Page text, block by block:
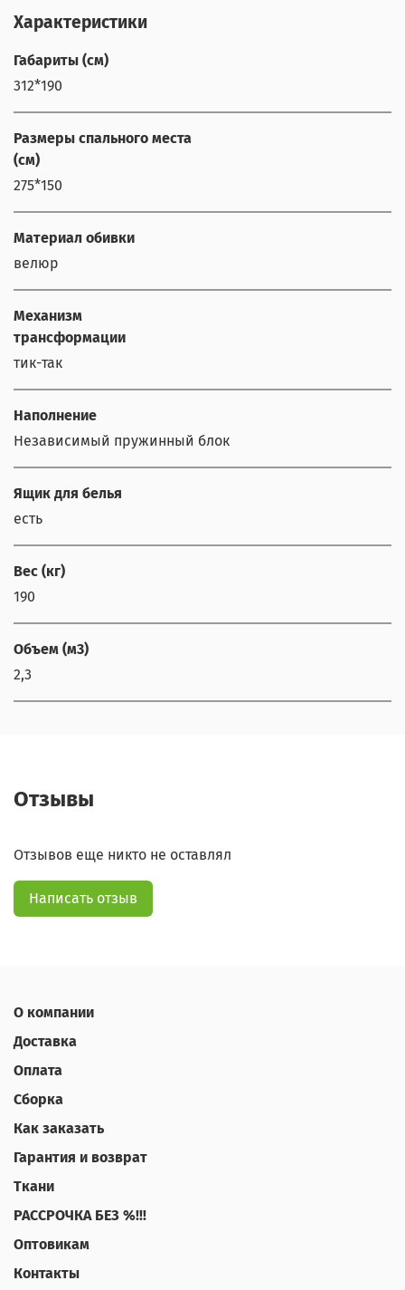
Характеристики
Габариты (см)
312*190
Размеры спального места
(см)
275*150
Материал обивки
велюр
Механизм
трансформации
тик-так
Наполнение
Независимый пружинный блок
Ящик для белья
есть
Вес (кг)
190
Объем (м3)
2,3
Отзывы
Отзывов еще никто не оставлял
Написать отзыв
О компании
Доставка
Оплата
Сборка
Как заказать
Гарантия и возврат
Ткани
РАССРОЧКА БЕЗ %!!!
Оптовикам
Контакты